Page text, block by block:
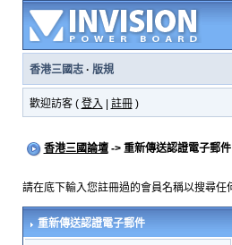
香港三國志· 版規
歡迎訪客 ( 登入 註冊)
香港三國論壇-> 重新傳送認證電子郵件
請在底下輸入您註冊過的會員名稱以搜尋
重新傳送認證電子郵件